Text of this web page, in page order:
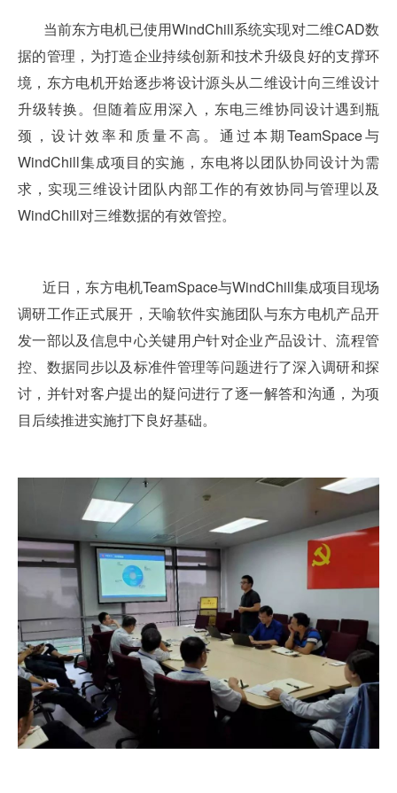
当前东方电机已使用WindChill系统实现对二维CAD数
据的管理，为打造企业持续创新和技术升级良好的支撑环
境，东方电机开始逐步将设计源头从二维设计向三维设计
升级转换。但随着应用深入，东电三维协同设计遇到瓶
颈，设计效率和质量不高。通过本期TeamSpace与
WindChill集成项目的实施，东电将以团队协同设计为需
求，实现三维设计团队内部工作的有效协同与管理以及
WindChill对三维数据的有效管控。
近日，东方电机TeamSpace与WindChill集成项目现场
调研工作正式展开，天喻软件实施团队与东方电机产品开
发一部以及信息中心关键用户针对企业产品设计、流程管
控、数据同步以及标准件管理等问题进行了深入调研和探
讨，并针对客户提出的疑问进行了逐一解答和沟通，为项
目后续推进实施打下良好基础。